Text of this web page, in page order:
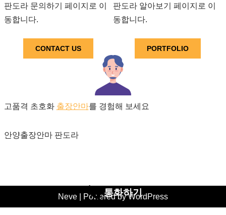
판도라 문의하기 페이지로 이
동합니다.
CONTACT US
판도라 알아보기 페이지로 이
동합니다.
PORTFOLIO
고품격 초호화 출장안마를 경험해 보세요
안양출장안마 판도라
Neve | Powered byWordPress
통화하기